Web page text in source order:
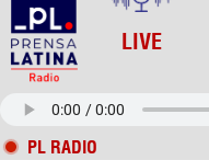
LIVE
PL RADIO